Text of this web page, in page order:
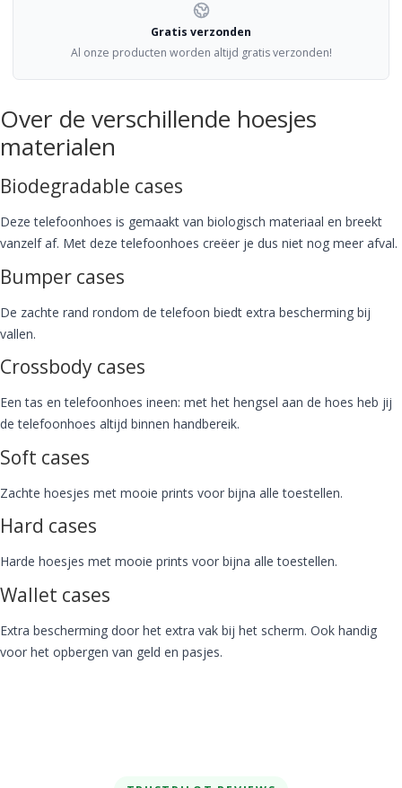
Gratis verzonden
Al onze producten worden altijd gratis verzonden!
Over de verschillende hoesjes
materialen
Biodegradable cases
Deze telefoonhoes is gemaakt van biologisch materiaal en breekt
vanzelf af. Met deze telefoonhoes creëer je dus niet nog meer afval.
Bumper cases
De zachte rand rondom de telefoon biedt extra bescherming bij
vallen.
Crossbody cases
Een tas en telefoonhoes ineen: met het hengsel aan de hoes heb jij
de telefoonhoes altijd binnen handbereik.
Soft cases
Zachte hoesjes met mooie prints voor bijna alle toestellen.
Hard cases
Harde hoesjes met mooie prints voor bijna alle toestellen.
Wallet cases
Extra bescherming door het extra vak bij het scherm. Ook handig
voor het opbergen van geld en pasjes.